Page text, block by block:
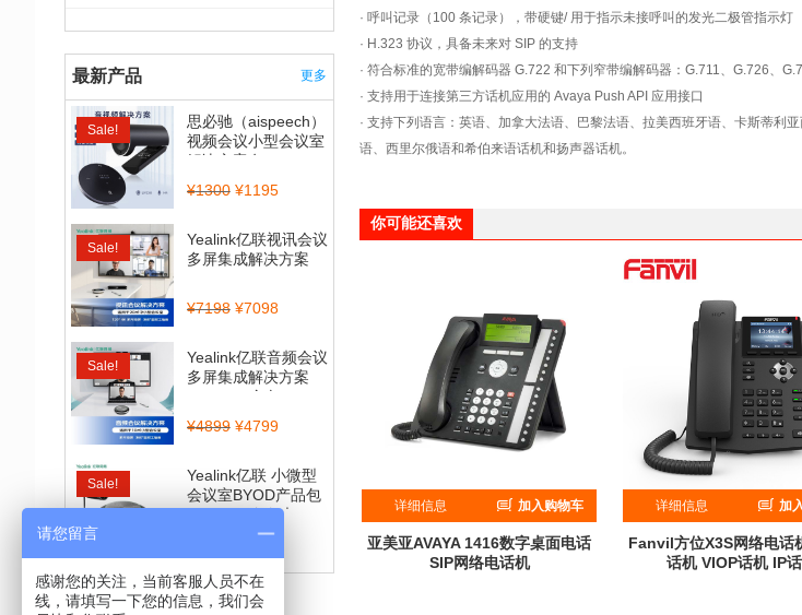
· 呼叫记录（100 条记录），带硬键/ 用于指示未接呼叫的发光二极管指示灯
· H.323 协议，具备未来对 SIP 的支持
· 符合标准的宽带编解码器 G.722 和下列窄带编解码器：G.711、G.726、
· 支持用于连接第三方话机应用的 Avaya Push API 应用接口
· 支持下列语言：英语、加拿大法语、巴黎法语、拉美西班牙语、卡斯蒂利
语、西里尔俄语和希伯来语话机和扬声器话机。
你可能还喜欢
详细信息 加入购物车
亚美亚AVAYA 1416数字桌面电话
SIP网络电话机
详细信息 加
Fanvil方位X3S网络电话
话机 VIOP话机 IP
最新产品 更多
Sale!
思必驰（aispeech）
视频会议小型会议室
解决方案套...
¥1300 ¥1195
Sale!
Yealink亿联视讯会议
多屏集成解决方案
¥7198 ¥7098
Sale!
Yealink亿联音频会议
多屏集成解决方案
（CP700全向...
¥4899 ¥4799
Sale!
Yealink亿联 小微型
会议室BYOD产品包
（CP900全向麦...
请您留言
感谢您的关注，当前客服人员不在
线，请填写一下您的信息，我们会